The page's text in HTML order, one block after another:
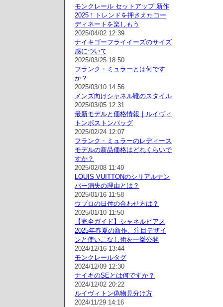
モンクレール セットアップ 新作
2025！トレンドを押さえたコー
ディネートを楽しもう
2025/04/02 12:39
ナイキゴーフライイーズのサイズ
感について
2025/03/25 18:50
フランク・ミュラーとは何です
か？
2025/03/10 14:56
メンズ向けシャネル靴のスタイル
2025/03/05 12:31
最新モデルと価格情報｜ルイヴィ
トンボストンバッグ
2025/02/24 12:07
フランク・ミュラーのレディース
モデルの新品価格はどれくらいで
すか？
2025/02/08 11:49
LOUIS VUITTONのシリアルナン
バー消失の理由とは？
2025/01/16 11:58
ウブロの日付の合わせ方は？
2025/01/10 11:50
【完全ガイド】シャネルピアス
2025年春夏の新作、注目デザイ
ンと使いこなし術を一挙公開
2024/12/16 13:44
モンクレールタグ
2024/12/09 12:30
ナイキのSEとは何ですか？
2024/12/02 20:22
ルイヴィトン偽物見分け方
2024/11/29 14:16